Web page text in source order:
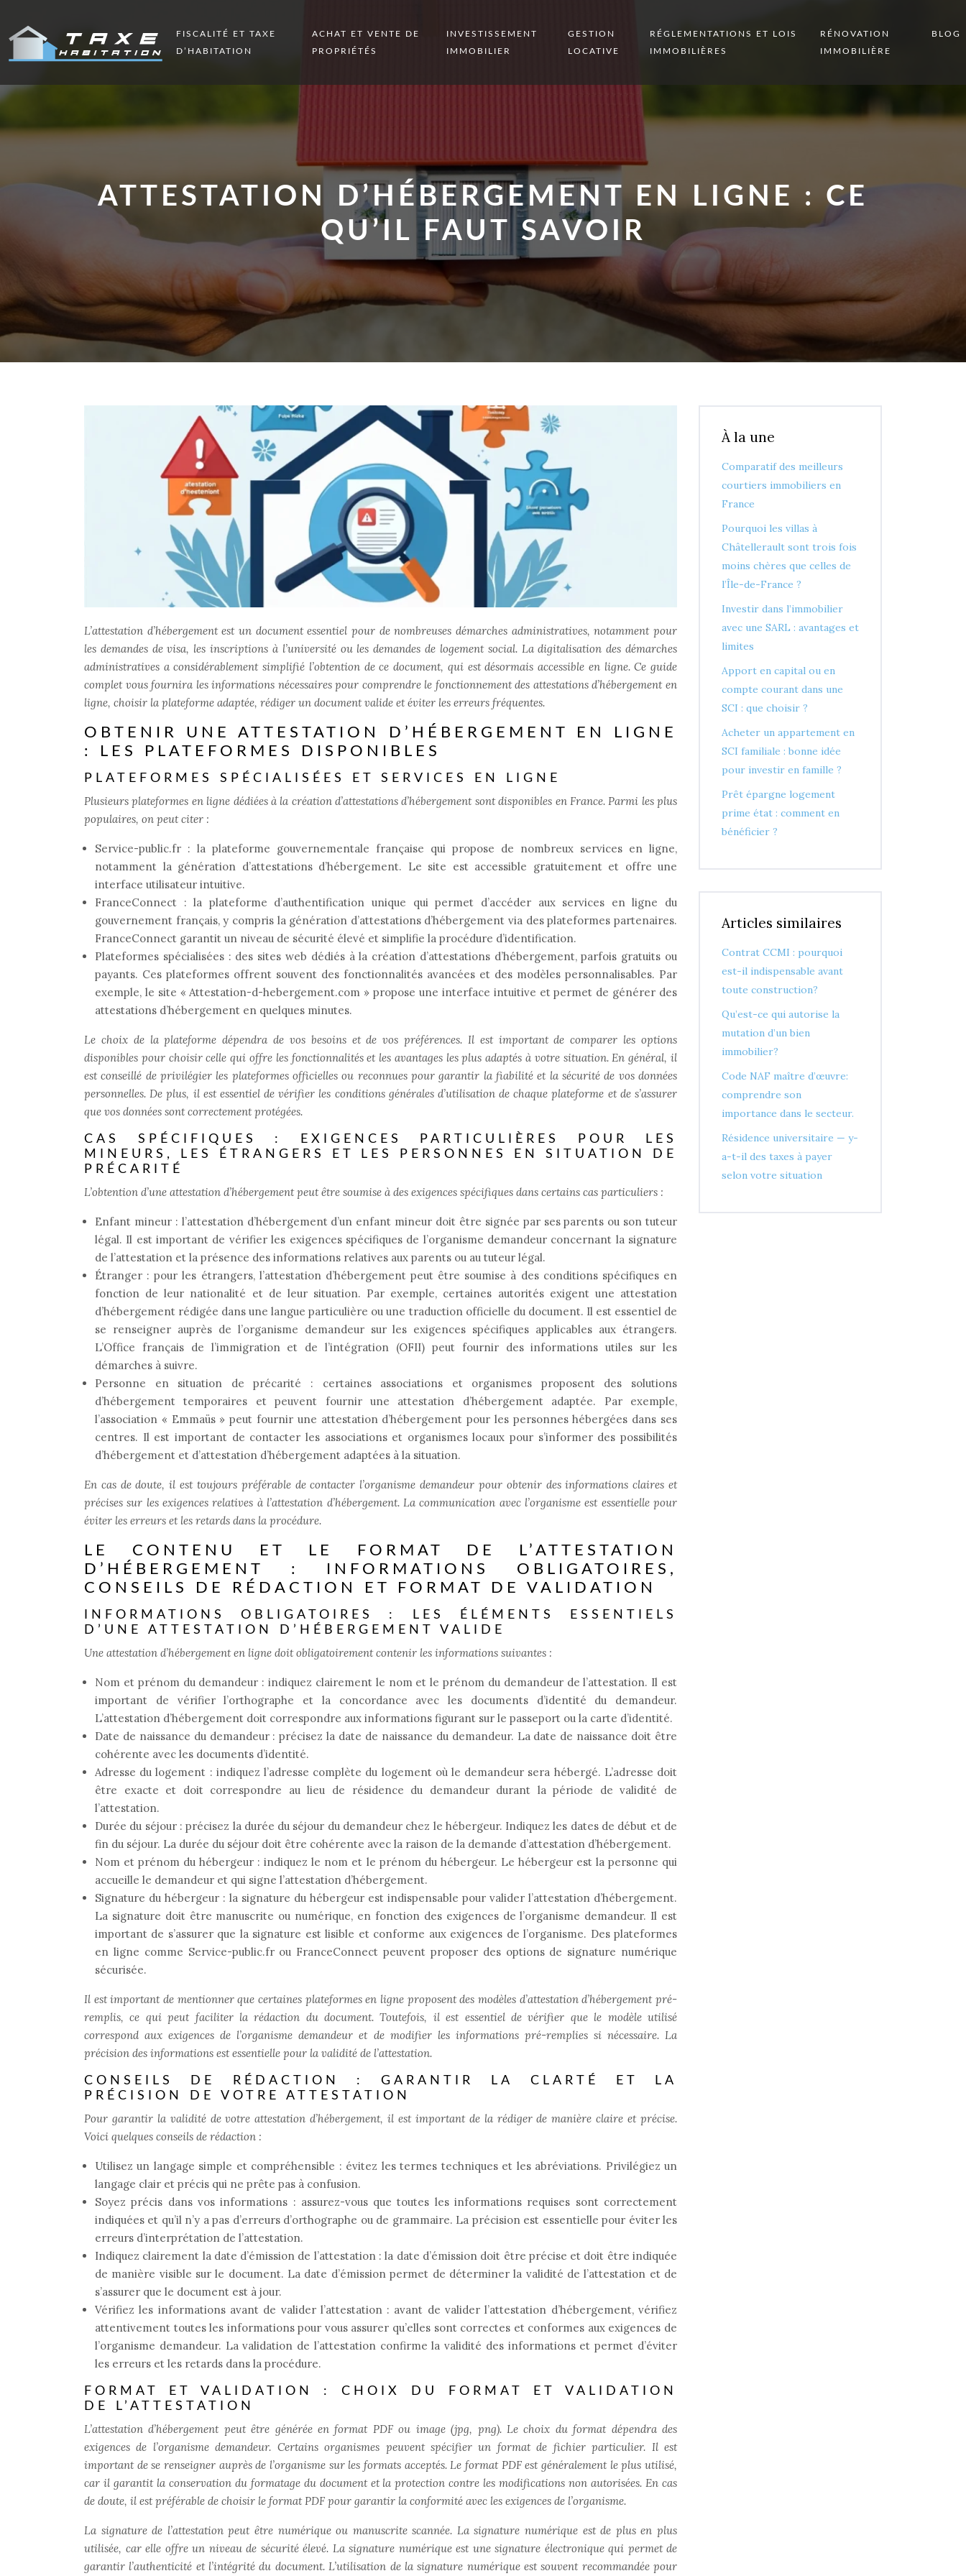
FISCALITÉ ET TAXE
D’HABITATION
ACHAT ET VENTE DE
PROPRIÉTÉS
INVESTISSEMENT
IMMOBILIER
GESTION
LOCATIVE
RÉGLEMENTATIONS ET LOIS
IMMOBILIÈRES
RÉNOVATION
IMMOBILIÈRE
BLOG
ATTESTATION D’HÉBERGEMENT EN LIGNE : CE
QU’IL FAUT SAVOIR
L’attestation d’hébergement est un document essentiel pour de nombreuses démarches administratives, notamment pour
les demandes de visa, les inscriptions à l’université ou les demandes de logement social. La digitalisation des démarches
administratives a considérablement simplifié l’obtention de ce document, qui est désormais accessible en ligne. Ce guide
complet vous fournira les informations nécessaires pour comprendre le fonctionnement des attestations d’hébergement en
ligne, choisir la plateforme adaptée, rédiger un document valide et éviter les erreurs fréquentes.
OBTENIR UNE ATTESTATION D’HÉBERGEMENT EN LIGNE
: LES PLATEFORMES DISPONIBLES
PLATEFORMES SPÉCIALISÉES ET SERVICES EN LIGNE
Plusieurs plateformes en ligne dédiées à la création d’attestations d’hébergement sont disponibles en France. Parmi les plus
populaires, on peut citer :
Service-public.fr : la plateforme gouvernementale française qui propose de nombreux services en ligne,
notamment la génération d’attestations d’hébergement. Le site est accessible gratuitement et offre une
interface utilisateur intuitive.
FranceConnect : la plateforme d’authentification unique qui permet d’accéder aux services en ligne du
gouvernement français, y compris la génération d’attestations d’hébergement via des plateformes partenaires.
FranceConnect garantit un niveau de sécurité élevé et simplifie la procédure d’identification.
Plateformes spécialisées : des sites web dédiés à la création d’attestations d’hébergement, parfois gratuits ou
payants. Ces plateformes offrent souvent des fonctionnalités avancées et des modèles personnalisables. Par
exemple, le site « Attestation-d-hebergement.com » propose une interface intuitive et permet de générer des
attestations d’hébergement en quelques minutes.
Le choix de la plateforme dépendra de vos besoins et de vos préférences. Il est important de comparer les options
disponibles pour choisir celle qui offre les fonctionnalités et les avantages les plus adaptés à votre situation. En général, il
est conseillé de privilégier les plateformes officielles ou reconnues pour garantir la fiabilité et la sécurité de vos données
personnelles. De plus, il est essentiel de vérifier les conditions générales d’utilisation de chaque plateforme et de s’assurer
que vos données sont correctement protégées.
CAS SPÉCIFIQUES : EXIGENCES PARTICULIÈRES POUR LES
MINEURS, LES ÉTRANGERS ET LES PERSONNES EN SITUATION DE
PRÉCARITÉ
L’obtention d’une attestation d’hébergement peut être soumise à des exigences spécifiques dans certains cas particuliers :
Enfant mineur : l’attestation d’hébergement d’un enfant mineur doit être signée par ses parents ou son tuteur
légal. Il est important de vérifier les exigences spécifiques de l’organisme demandeur concernant la signature
de l’attestation et la présence des informations relatives aux parents ou au tuteur légal.
Étranger : pour les étrangers, l’attestation d’hébergement peut être soumise à des conditions spécifiques en
fonction de leur nationalité et de leur situation. Par exemple, certaines autorités exigent une attestation
d’hébergement rédigée dans une langue particulière ou une traduction officielle du document. Il est essentiel de
se renseigner auprès de l’organisme demandeur sur les exigences spécifiques applicables aux étrangers.
L’Office français de l’immigration et de l’intégration (OFII) peut fournir des informations utiles sur les
démarches à suivre.
Personne en situation de précarité : certaines associations et organismes proposent des solutions
d’hébergement temporaires et peuvent fournir une attestation d’hébergement adaptée. Par exemple,
l’association « Emmaüs » peut fournir une attestation d’hébergement pour les personnes hébergées dans ses
centres. Il est important de contacter les associations et organismes locaux pour s’informer des possibilités
d’hébergement et d’attestation d’hébergement adaptées à la situation.
En cas de doute, il est toujours préférable de contacter l’organisme demandeur pour obtenir des informations claires et
précises sur les exigences relatives à l’attestation d’hébergement. La communication avec l’organisme est essentielle pour
éviter les erreurs et les retards dans la procédure.
LE CONTENU ET LE FORMAT DE L’ATTESTATION
D’HÉBERGEMENT : INFORMATIONS OBLIGATOIRES,
CONSEILS DE RÉDACTION ET FORMAT DE VALIDATION
INFORMATIONS OBLIGATOIRES : LES ÉLÉMENTS ESSENTIELS
D’UNE ATTESTATION D’HÉBERGEMENT VALIDE
Une attestation d’hébergement en ligne doit obligatoirement contenir les informations suivantes :
Nom et prénom du demandeur : indiquez clairement le nom et le prénom du demandeur de l’attestation. Il est
important de vérifier l’orthographe et la concordance avec les documents d’identité du demandeur.
L’attestation d’hébergement doit correspondre aux informations figurant sur le passeport ou la carte d’identité.
Date de naissance du demandeur : précisez la date de naissance du demandeur. La date de naissance doit être
cohérente avec les documents d’identité.
Adresse du logement : indiquez l’adresse complète du logement où le demandeur sera hébergé. L’adresse doit
être exacte et doit correspondre au lieu de résidence du demandeur durant la période de validité de
l’attestation.
Durée du séjour : précisez la durée du séjour du demandeur chez le hébergeur. Indiquez les dates de début et de
fin du séjour. La durée du séjour doit être cohérente avec la raison de la demande d’attestation d’hébergement.
Nom et prénom du hébergeur : indiquez le nom et le prénom du hébergeur. Le hébergeur est la personne qui
accueille le demandeur et qui signe l’attestation d’hébergement.
Signature du hébergeur : la signature du hébergeur est indispensable pour valider l’attestation d’hébergement.
La signature doit être manuscrite ou numérique, en fonction des exigences de l’organisme demandeur. Il est
important de s’assurer que la signature est lisible et conforme aux exigences de l’organisme. Des plateformes
en ligne comme Service-public.fr ou FranceConnect peuvent proposer des options de signature numérique
sécurisée.
Il est important de mentionner que certaines plateformes en ligne proposent des modèles d’attestation d’hébergement pré-
remplis, ce qui peut faciliter la rédaction du document. Toutefois, il est essentiel de vérifier que le modèle utilisé
correspond aux exigences de l’organisme demandeur et de modifier les informations pré-remplies si nécessaire. La
précision des informations est essentielle pour la validité de l’attestation.
CONSEILS DE RÉDACTION : GARANTIR LA CLARTÉ ET LA
PRÉCISION DE VOTRE ATTESTATION
Pour garantir la validité de votre attestation d’hébergement, il est important de la rédiger de manière claire et précise.
Voici quelques conseils de rédaction :
Utilisez un langage simple et compréhensible : évitez les termes techniques et les abréviations. Privilégiez un
langage clair et précis qui ne prête pas à confusion.
Soyez précis dans vos informations : assurez-vous que toutes les informations requises sont correctement
indiquées et qu’il n’y a pas d’erreurs d’orthographe ou de grammaire. La précision est essentielle pour éviter les
erreurs d’interprétation de l’attestation.
Indiquez clairement la date d’émission de l’attestation : la date d’émission doit être précise et doit être indiquée
de manière visible sur le document. La date d’émission permet de déterminer la validité de l’attestation et de
s’assurer que le document est à jour.
Vérifiez les informations avant de valider l’attestation : avant de valider l’attestation d’hébergement, vérifiez
attentivement toutes les informations pour vous assurer qu’elles sont correctes et conformes aux exigences de
l’organisme demandeur. La validation de l’attestation confirme la validité des informations et permet d’éviter
les erreurs et les retards dans la procédure.
FORMAT ET VALIDATION : CHOIX DU FORMAT ET VALIDATION
DE L’ATTESTATION
L’attestation d’hébergement peut être générée en format PDF ou image (jpg, png). Le choix du format dépendra des
exigences de l’organisme demandeur. Certains organismes peuvent spécifier un format de fichier particulier. Il est
important de se renseigner auprès de l’organisme sur les formats acceptés. Le format PDF est généralement le plus utilisé,
car il garantit la conservation du formatage du document et la protection contre les modifications non autorisées. En cas
de doute, il est préférable de choisir le format PDF pour garantir la conformité avec les exigences de l’organisme.
La signature de l’attestation peut être numérique ou manuscrite scannée. La signature numérique est de plus en plus
utilisée, car elle offre un niveau de sécurité élevé. La signature numérique est une signature électronique qui permet de
garantir l’authenticité et l’intégrité du document. L’utilisation de la signature numérique est souvent recommandée pour
À la une
Comparatif des meilleurs
courtiers immobiliers en
France
Pourquoi les villas à
Châtellerault sont trois fois
moins chères que celles de
l’Île-de-France ?
Investir dans l’immobilier
avec une SARL : avantages et
limites
Apport en capital ou en
compte courant dans une
SCI : que choisir ?
Acheter un appartement en
SCI familiale : bonne idée
pour investir en famille ?
Prêt épargne logement
prime état : comment en
bénéficier ?
Articles similaires
Contrat CCMI : pourquoi
est-il indispensable avant
toute construction?
Qu’est-ce qui autorise la
mutation d’un bien
immobilier?
Code NAF maître d’œuvre:
comprendre son
importance dans le secteur.
Résidence universitaire — y-
a-t-il des taxes à payer
selon votre situation